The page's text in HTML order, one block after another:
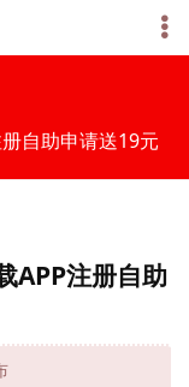
自助申请送19元
APP注册自助